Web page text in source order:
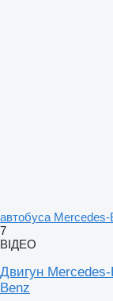
автобуса Mercedes-
7
ВІДЕО
Двигун
Benz